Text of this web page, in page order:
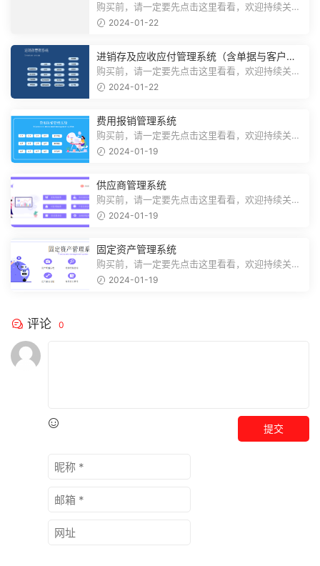
购买前，请一定要先点击这里看看，欢迎持续关
注，精彩模板每天推送预览结束，需要...
2024-01-22
进销存及应收应付管理系统（含单据与客户对
账）
购买前，请一定要先点击这里看看，欢迎持续关
注，精彩模板每天推送预览结束，需要...
2024-01-22
费用报销管理系统
购买前，请一定要先点击这里看看，欢迎持续关
注，精彩模板每天推送预览结束，需要...
2024-01-19
供应商管理系统
购买前，请一定要先点击这里看看，欢迎持续关
注，精彩模板每天推送预览结束，需要...
2024-01-19
固定资产管理系统
购买前，请一定要先点击这里看看，欢迎持续关
注，精彩模板每天推送预览结束，需要...
2024-01-19
评论 0
提交